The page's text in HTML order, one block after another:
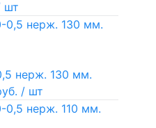
шт
нерж. 130 мм.
/ шт